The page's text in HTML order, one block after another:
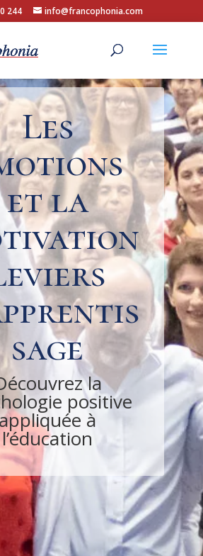
244 info@francophonia.com
Les
et la
sage
la
positive
à
l’éducation